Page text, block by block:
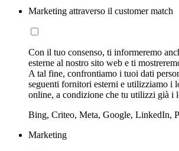
Marketing attraverso il customer match
Con il tuo consenso, ti informeremo
esterne al nostro sito web e ti
A tal fine, confrontiamo i tuoi dati
seguenti fornitori esterni e utilizziamo i
online, a condizione che tu utilizzi già i
Bing, Criteo, Meta, Google, LinkedIn,
Marketing